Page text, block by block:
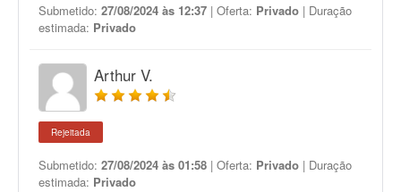
Submetido: 27/08/2024 às 12:37 | Oferta: Privado | Duração
estimada: Privado
Arthur V.
Rejeitada
Submetido: 27/08/2024 às 01:58 | Oferta: Privado | Duração
estimada: Privado